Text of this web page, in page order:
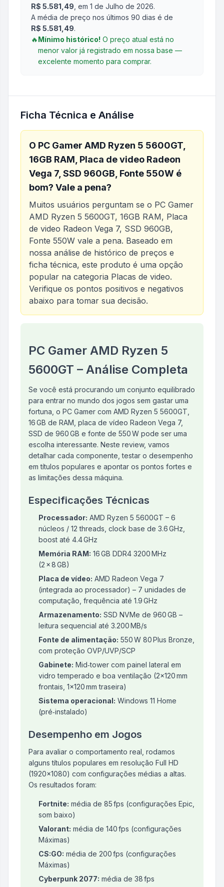
R$ 5.581,49 , em 1 de Julho de 2026.
A média de preço nos últimos 90 dias é de
R$ 5.581,49.
🔥Mínimo histórico! O preço atual está no
menor valor já registrado em nossa base —
excelente momento para comprar.
Ficha Técnica e Análise
O PC Gamer AMD Ryzen 5 5600GT,
16GB RAM, Placa de video Radeon
Vega 7, SSD 960GB, Fonte 550W é
bom? Vale a pena?
Muitos usuários perguntam se o PC Gamer
AMD Ryzen 5 5600GT, 16GB RAM, Placa
de video Radeon Vega 7, SSD 960GB,
Fonte 550W vale a pena. Baseado em
nossa análise de histórico de preços e
ficha técnica, este produto é uma opção
popular na categoria Placas de video.
Verifique os pontos positivos e negativos
abaixo para tomar sua decisão.
PC Gamer AMD Ryzen 5
5600GT – Análise Completa
Se você está procurando um conjunto equilibrado
para entrar no mundo dos jogos sem gastar uma
fortuna, o PC Gamer com AMD Ryzen 5 5600GT,
16 GB de RAM, placa de vídeo Radeon Vega 7,
SSD de 960 GB e fonte de 550 W pode ser uma
escolha interessante. Neste review, vamos
detalhar cada componente, testar o desempenho
em títulos populares e apontar os pontos fortes e
as limitações dessa máquina.
Especificações Técnicas
Processador: AMD Ryzen 5 5600GT – 6
núcleos / 12 threads, clock base de 3.6 GHz,
boost até 4.4 GHz
Memória RAM: 16 GB DDR4 3200 MHz
(2 x 8 GB)
Placa de vídeo: AMD Radeon Vega 7
(integrada ao processador) – 7 unidades de
computação, frequência até 1.9 GHz
Armazenamento: SSD NVMe de 960 GB –
leitura sequencial até 3.200 MB/s
Fonte de alimentação: 550 W 80 Plus Bronze,
com proteção OVP/UVP/SCP
Gabinete: Mid‑tower com painel lateral em
vidro temperado e boa ventilação (2×120 mm
frontais, 1×120 mm traseira)
Sistema operacional: Windows 11 Home
(pré‑instalado)
Desempenho em Jogos
Para avaliar o comportamento real, rodamos
alguns títulos populares em resolução Full HD
(1920×1080) com configurações médias a altas.
Os resultados foram:
Fortnite: média de 85 fps (configurações Epic,
som baixo)
Valorant: média de 140 fps (configurações
Máximas)
CS:GO: média de 200 fps (configurações
Máximas)
Cyberpunk 2077: média de 38 fps